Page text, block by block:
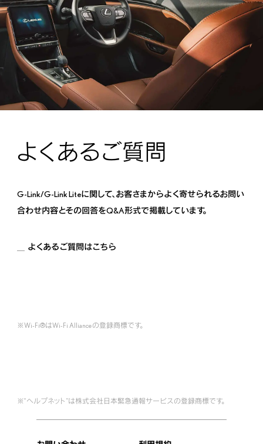
よくあるご質問
G-Link/G-Link Liteに関して、お客さまからよく寄せられるお問い
合わせ内容とその回答をQ&A形式で掲載しています。
よくあるご質問はこちら
Wi-Fi®はWi-Fi Allianceの登録商標です。
“ヘルプネット”は株式会社日本緊急通報サービスの登録商標です。